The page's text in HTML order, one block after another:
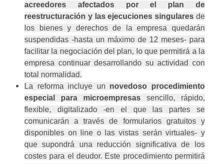
acreedores afectados por el plan de
reestructuración y las ejecuciones singulares de
los bienes y derechos de la empresa quedarán
suspendidas -hasta un máximo de 12 meses- para
facilitar la negociación del plan, lo que permitirá a la
empresa continuar desarrollando su actividad con
total normalidad.
La reforma incluye un novedoso procedimiento
especial para microempresassencillo, rápido,
flexible, digitalizado -en el que las partes se
comunicarán a través de formularios gratuitos y
disponibles on line o las vistas serán virtuales- y
que supondrá una reducción significativa de los
costes para el deudor. Este procedimiento permitirá